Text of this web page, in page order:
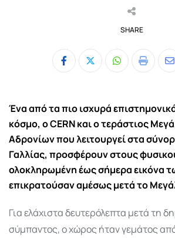
SHARE
Whatsapp
Print
Ένα από τα πιο ισχυρά
κόσμο, οCERNκαι ο τεράστιος
Αδρονίωνπου λειτουργεί στα
Γαλλίας, προσφέρουν στους
ολοκληρωμένη έως σήμερα εικόνα
επικρατούσαν αμέσως μετά το
Για ελάχιστα δευτερόλεπτα μετά τη
σύμπαντος, ο χώρος ήταν γεμάτος